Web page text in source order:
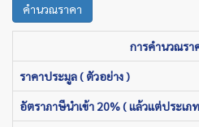
คำนวณราคา
การคำนวณรา
ราคาประมูล ( ตัวอย่าง )
อัตราภาษีนำเข้า 20% ( แล้วแต่ประเภ